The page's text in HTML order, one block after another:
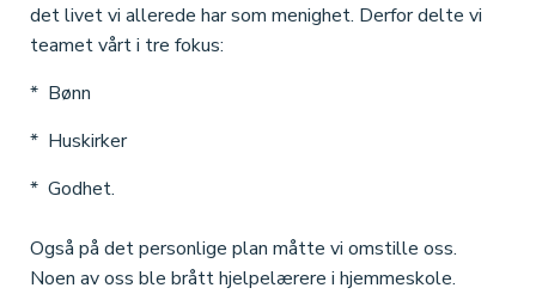
det livet vi allerede har som menighet. Derfor delte vi
teamet vårt i tre fokus:
* Bønn
* Huskirker
* Godhet.
Også på det personlige plan måtte vi omstille oss.
Noen av oss ble brått hjelpelærere i hjemmeskole.